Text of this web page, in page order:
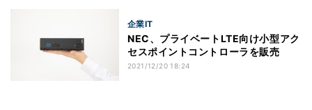
企業IT
NEC、プライベートLTE向け小型アク
セスポイントコントローラを販売
2021/12/20 18:24